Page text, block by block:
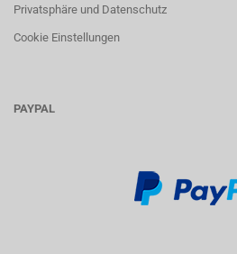
Privatsphäre und Datenschutz
Cookie Einstellungen
PAYPAL